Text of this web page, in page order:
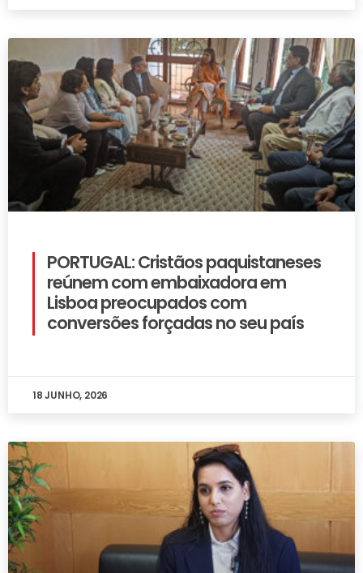
PORTUGAL: Cristãos paquistaneses
reúnem com embaixadora em
Lisboa preocupados com
conversões forçadas no seu país
18 JUNHO, 2026